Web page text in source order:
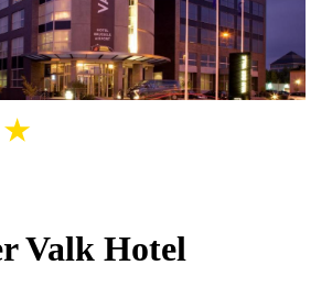
Valk Hotel